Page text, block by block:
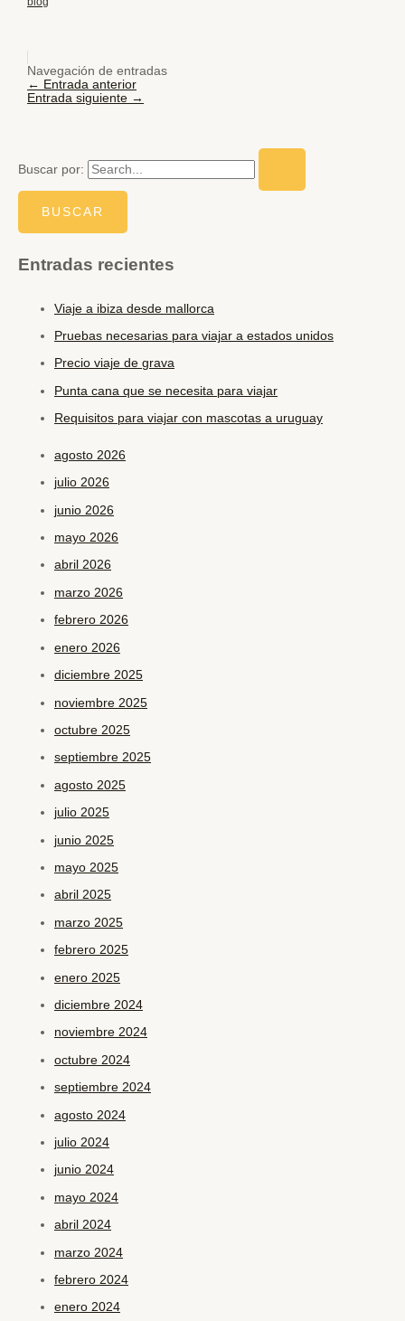
Navegación de entradas
← Entrada anterior
Entrada siguiente →
Buscar por:
Entradas recientes
Viaje a ibiza desde mallorca
Pruebas necesarias para viajar a estados unidos
Precio viaje de grava
Punta cana que se necesita para viajar
Requisitos para viajar con mascotas a uruguay
agosto 2026
julio 2026
junio 2026
mayo 2026
abril 2026
marzo 2026
febrero 2026
enero 2026
diciembre 2025
noviembre 2025
octubre 2025
septiembre 2025
agosto 2025
julio 2025
junio 2025
mayo 2025
abril 2025
marzo 2025
febrero 2025
enero 2025
diciembre 2024
noviembre 2024
octubre 2024
septiembre 2024
agosto 2024
julio 2024
junio 2024
mayo 2024
abril 2024
marzo 2024
febrero 2024
enero 2024